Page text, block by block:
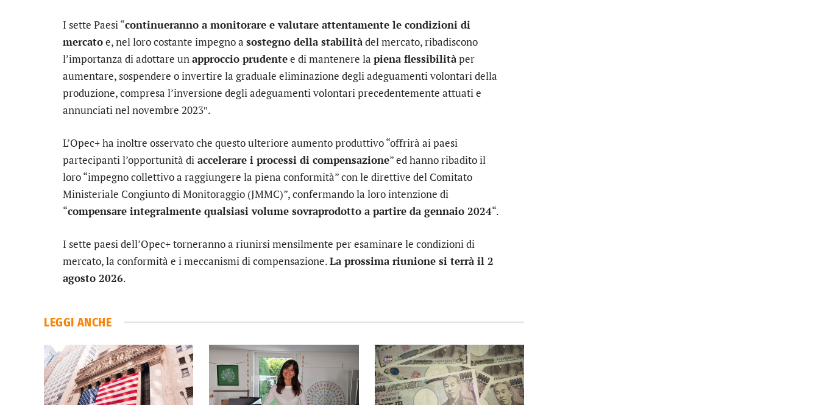
I sette Paesi “continueranno a monitorare e valutare attentamente le condizioni di
mercatoe, nel loro costante impegno a sostegno della stabilitàdel mercato, ribadiscono
l’importanza di adottare un approccio prudentee di mantenere la piena flessibilitàper
aumentare, sospendere o invertire la graduale eliminazione degli adeguamenti volontari della
produzione, compresa l’inversione degli adeguamenti volontari precedentemente attuati e
annunciati nel novembre 2023″.
L’Opec+ ha inoltre osservato che questo ulteriore aumento produttivo “offrirà ai paesi
partecipanti l’opportunità di accelerare i processi di compensazione” ed hanno ribadito il
loro “impegno collettivo a raggiungere la piena conformità” con le direttive del Comitato
Ministeriale Congiunto di Monitoraggio (JMMC)”, confermando la loro intenzione di
“compensare integralmente qualsiasi volume sovraprodotto a partire da gennaio 2024“.
I sette paesi dell’Opec+ torneranno a riunirsi mensilmente per esaminare le condizioni di
mercato, la conformità e i meccanismi di compensazione.La prossima riunione si terrà il 2
agosto 2026.
LEGGI ANCHE